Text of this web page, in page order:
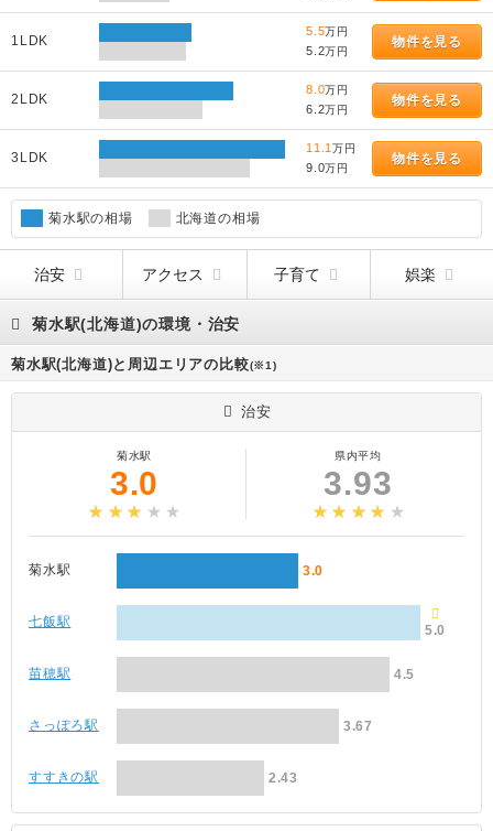
1LDK
5.5万円
5.2万円
物件を見る
2LDK
8.0万円
6.2万円
物件を見る
3LDK
11.1万円
9.0万円
物件を見る
菊水駅の相場 北海道の相場
治安 アクセス 子育て 娯楽
菊水駅(北海道)の環境・治安
菊水駅(北海道)と周辺エリアの比較(※1)
治安
菊水駅
3.0
県内平均
3.93
菊水駅 3.0
七飯駅
5.0
苗穂駅 4.5
さっぽろ駅 3.67
すすきの駅 2.43